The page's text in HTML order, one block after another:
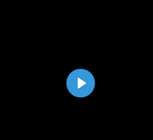
Воспроизвести